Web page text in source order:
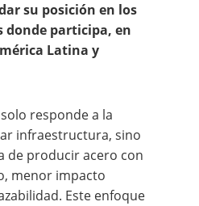
su posición en los
donde participa, en
Latina y
responde a la
infraestructura, sino
de producir acero con
menor impacto
Este enfoque